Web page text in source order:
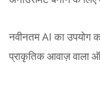
नवीनतम AI का उपयोग
प्राकृतिक आवाज़ वाला